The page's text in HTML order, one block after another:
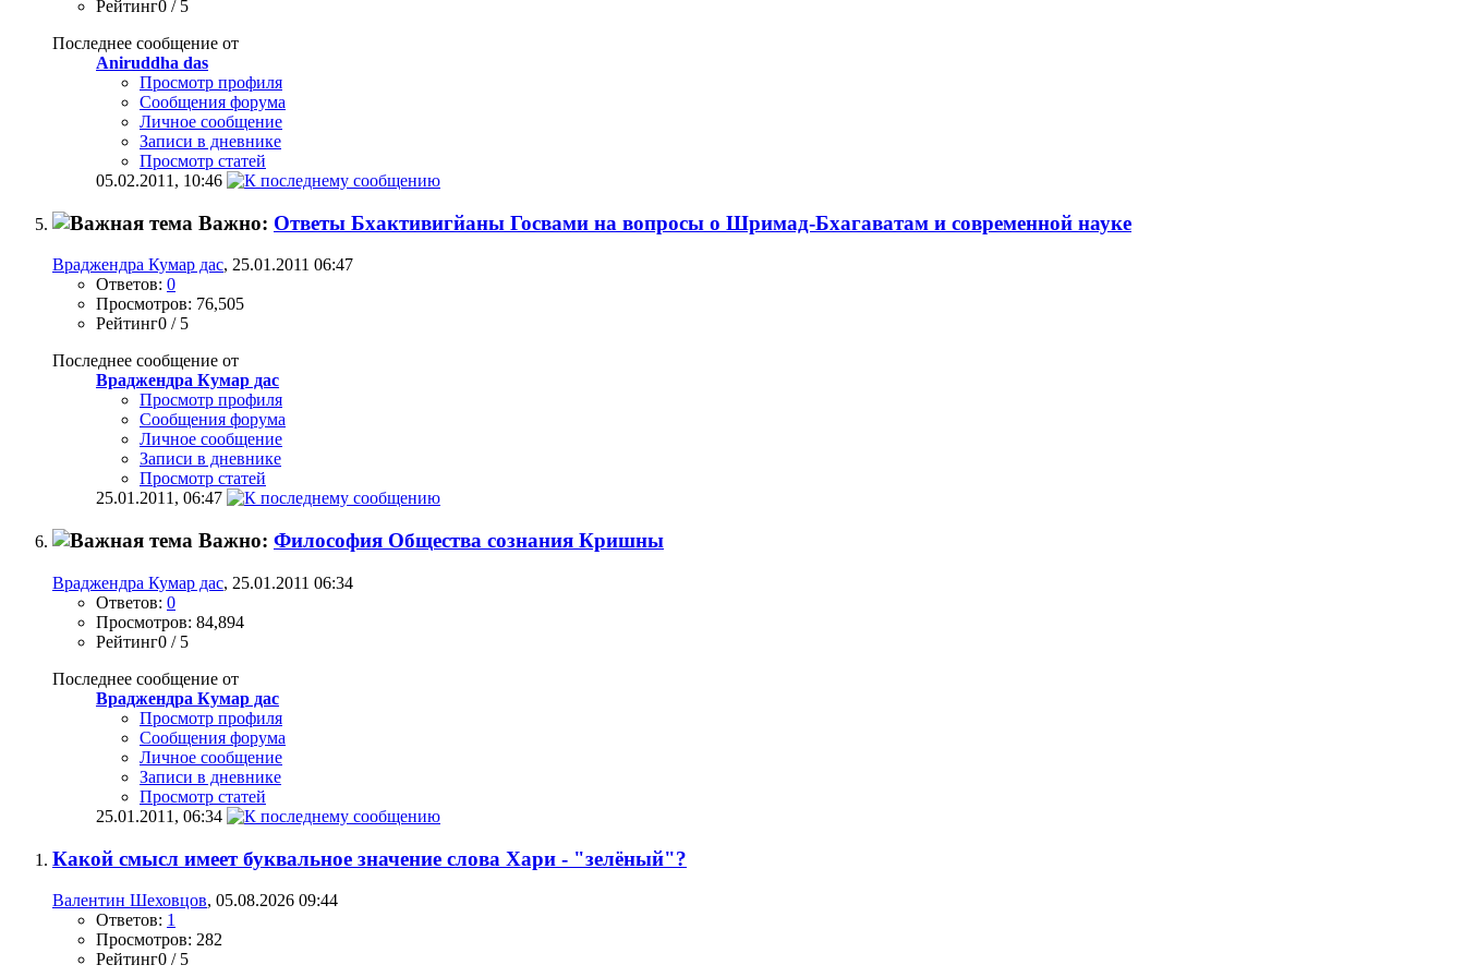
Рейтинг0 / 5
Последнее сообщение от
Aniruddha das
Просмотр профиля
Сообщения форума
Личное сообщение
Записи в дневнике
Просмотр статей
05.02.2011, 10:46
Важно: Ответы Бхактивигйаны Госвами на вопросы о Шримад-Бхагаватам и современной науке
Враджендра Кумар дас, 25.01.2011 06:47
Ответов: 0
Просмотров: 76,505
Рейтинг0 / 5
Последнее сообщение от
Враджендра Кумар дас
Просмотр профиля
Сообщения форума
Личное сообщение
Записи в дневнике
Просмотр статей
25.01.2011, 06:47
Важно: Философия Общества сознания Кришны
Враджендра Кумар дас, 25.01.2011 06:34
Ответов: 0
Просмотров: 84,894
Рейтинг0 / 5
Последнее сообщение от
Враджендра Кумар дас
Просмотр профиля
Сообщения форума
Личное сообщение
Записи в дневнике
Просмотр статей
25.01.2011, 06:34
Какой смысл имеет буквальное значение слова Хари - "зелёный"?
Валентин Шеховцов, 05.08.2026 09:44
Ответов: 1
Просмотров: 282
Рейтинг0 / 5